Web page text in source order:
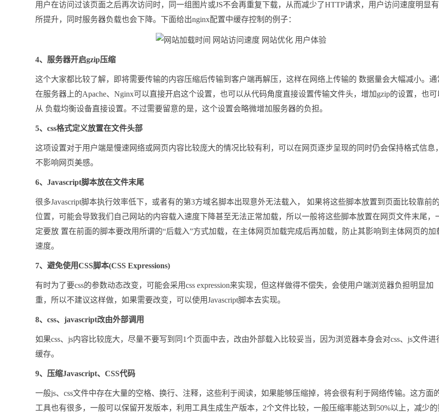
用户在访问过该页面之后再次访问时，同一组图片或JS不会再重复下载，从而减少了HTTP请求，用户访问速度明显有
所提升，同时服务器负载也会下降。下面给出nginx配置中缓存控制的例子：
4、服务器开启gzip压缩
这个大家都比较了解，即将需要传输的内容压缩后传输到客户端再解压，这样在网络上传输的 数据量会大幅减小。通
在服务器上的Apache、Nginx可以直接开启这个设置，也可以从代码角度直接设置传输文件头，增加gzip的设置，也可
从 负载均衡设备直接设置。不过需要留意的是，这个设置会略微增加服务器的负担。
5、css格式定义放置在文件头部
这项设置对于用户端是慢速网络或网页内容比较庞大的情况比较有利，可以在网页逐步呈现的同时仍会保持格式信息
不影响网页美感。
6、Javascript脚本放在文件末尾
很多Javascript脚本执行效率低下，或者有的第3方域名脚本出现意外无法载入， 如果将这些脚本放置到页面比较靠前
位置，可能会导致我们自己网站的内容载入速度下降甚至无法正常加载，所以一般将这些脚本放置在网页文件末尾，
定要放 置在前面的脚本要改用所谓的“后载入”方式加载，在主体网页加载完成后再加载，防止其影响到主体网页的加
速度。
7、避免使用CSS脚本(CSS Expressions)
有时为了要css的参数动态改变，可能会采用css expression来实现，但这样做得不偿失，会使用户端浏览器负担明显加
重，所以不建议这样做，如果需要改变，可以使用Javascript脚本去实现。
8、css、javascript改由外部调用
如果css、js内容比较庞大，尽量不要写到同1个页面中去，改由外部载入比较妥当，因为浏览器本身会对css、js文件进
缓存。
9、压缩Javascript、CSS代码
一般js、css文件中存在大量的空格、换行、注释，这些利于阅读，如果能够压缩掉，将会很有利于网络传输。这方面
工具也有很多，一般可以保留开发版本，利用工具生成生产版本，2个文件比较，一般压缩率能达到50%以上，减少的